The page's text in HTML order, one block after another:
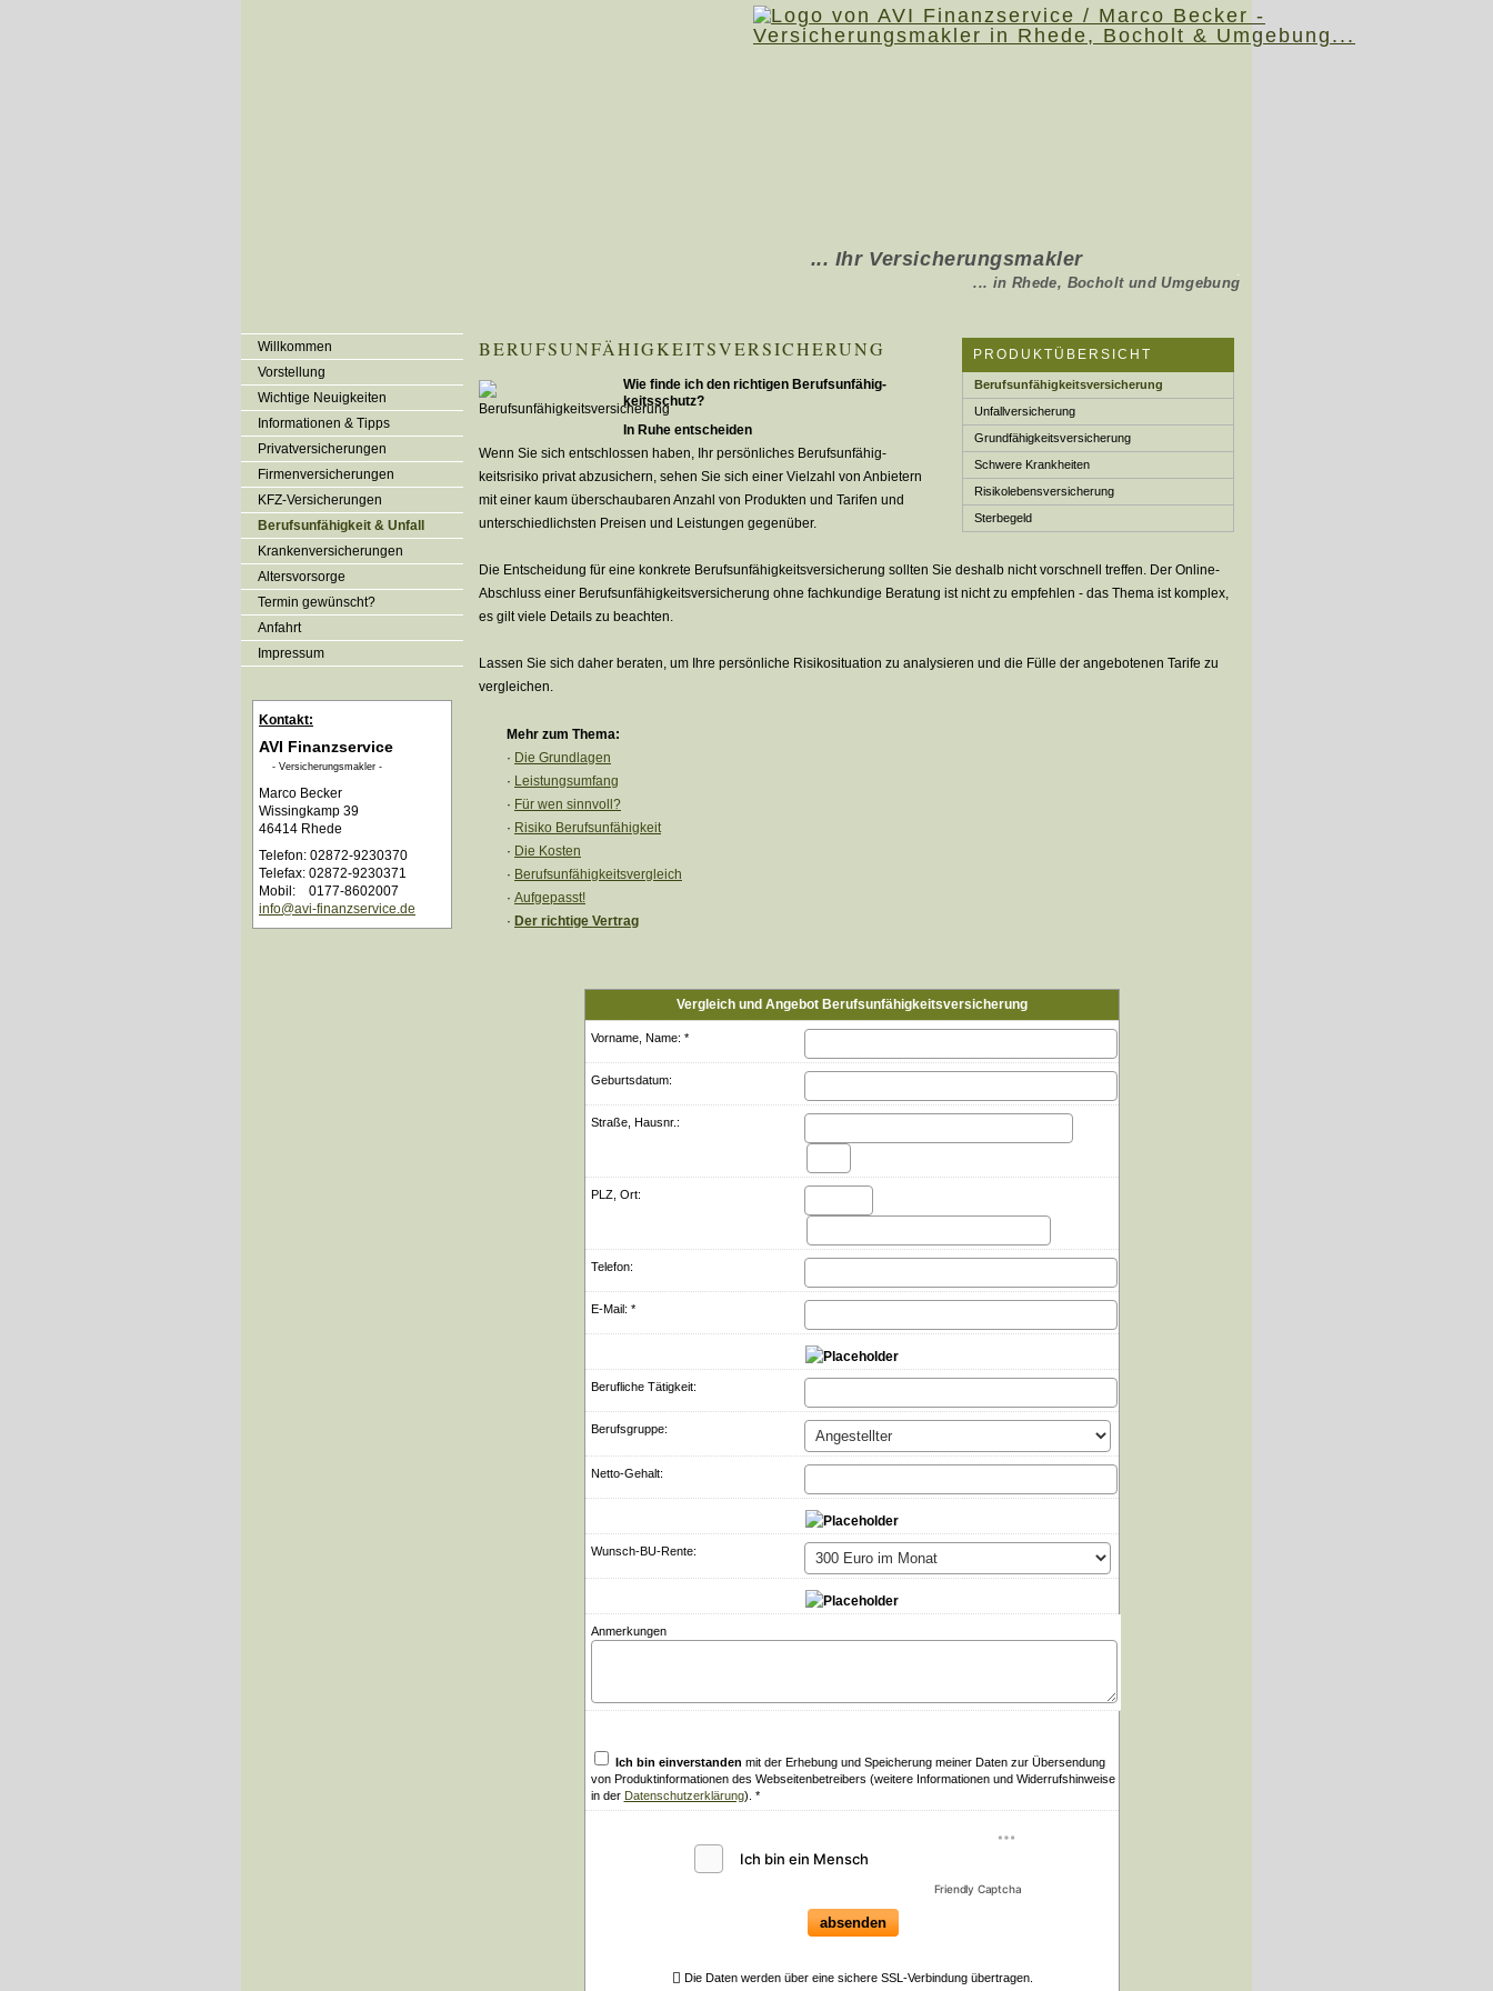
... Ihr Ver­sicherungs­makler
.
... in Rhede, Bocholt und Umgebung
Willkommen
Vorstellung
Wichtige Neuigkeiten
Informationen & Tipps
Privatversicherungen
Firmenversicherungen
KFZ-Versicherungen
Berufsunfähigkeit & Unfall
Kranken­ver­si­che­rungen
Alters­vorsorge
Termin gewünscht?
Anfahrt
Impressum
Kontakt:
AVI Finanzservice
- Ver­sicherungs­makler -
Marco Becker
Wissingkamp 39
46414 Rhede
Telefon: 02872-9230370
Telefax: 02872-9230371
Mobil: 0177-8602007
info@avi-finanzservice.de
PRODUKTÜBERSICHT
Berufs­unfähig­keitsversicherung
Unfall­ver­si­che­rung
Grundfähigkeitsversicherung
Schwe­re Krank­hei­ten
Risiko­lebens­ver­si­che­rung
Ster­be­geld
BERUFS­UNFÄHIG­KEITSVERSICHERUNG
Wie finde ich den richtigen Berufs­unfähig­
keitsschutz?
In Ruhe entscheiden
Wenn Sie sich entschlossen haben, Ihr persönliches Berufs­unfähig­
keitsrisiko privat abzusichern, sehen Sie sich einer Vielzahl von Anbietern
mit einer kaum überschaubaren Anzahl von Produkten und Tarifen und
unterschiedlichsten Preisen und Leistungen gegenüber.
Die Entscheidung für eine konkrete Berufs­unfähig­keitsversicherung sollten Sie deshalb nicht vorschnell treffen. Der Online-
Abschluss einer Berufs­unfähig­keitsversicherung ohne fachkundige Beratung ist nicht zu empfehlen - das Thema ist komplex,
es gilt viele Details zu beachten.
Lassen Sie sich daher beraten, um Ihre persönliche Risikosituation zu analysieren und die Fülle der angebotenen Tarife zu
ver­gleichen.
Mehr zum Thema:
· Die Grundlagen
· Leistungsumfang
· Für wen sinnvoll?
· Risiko Berufs­unfähig­keit
· Die Kosten
· Berufs­unfähig­keitsvergleich
· Aufgepasst!
· Der richtige Vertrag
Vergleich und Angebot Berufs­unfähig­keitsversicherung
Vorname, Name: *
Geburts­datum:
Straße, Hausnr.:
PLZ, Ort:
Telefon:
E-Mail: *
Berufliche Tätigkeit:
Berufsgruppe:
Netto-Gehalt:
Wunsch-BU-Rente:
Anmerkungen
Ich bin einverstanden mit der Erhebung und Speicherung meiner Daten zur Übersendung
von Produktinformationen des Webseitenbetreibers (weitere Informationen und Widerrufshinweise
in der Datenschutzerklärung). *
Friendly Captcha
absenden
Die Daten werden über eine sichere SSL-Verbindung übertragen.